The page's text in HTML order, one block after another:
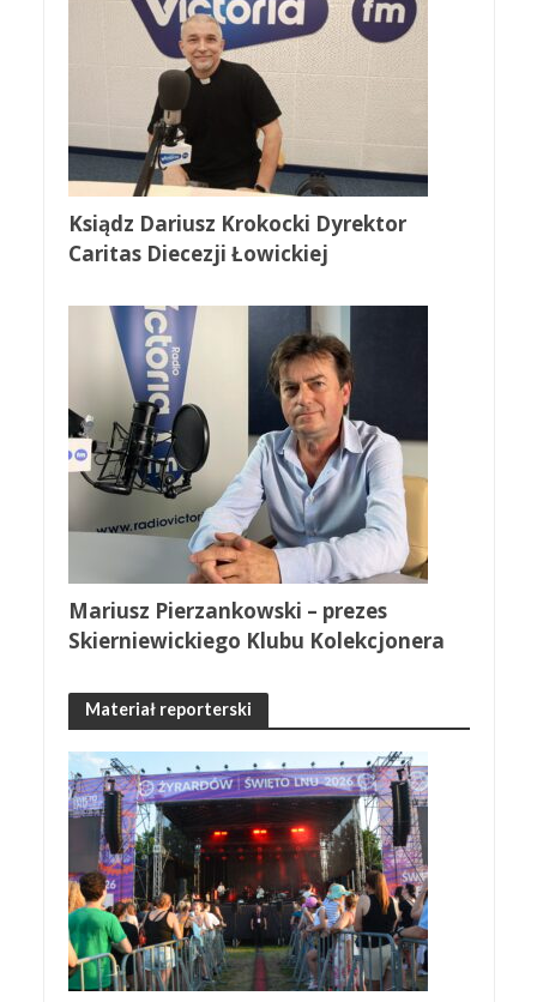
Ksiądz Dariusz Krokocki Dyrektor
Caritas Diecezji Łowickiej
Mariusz Pierzankowski – prezes
Skierniewickiego Klubu Kolekcjonera
Materiał reporterski